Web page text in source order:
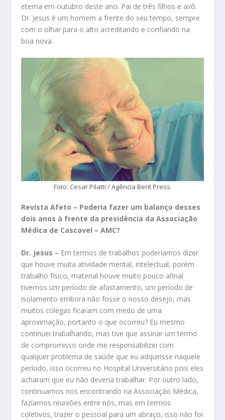
eterna em outubro deste ano. Pai de três filhos e avô.
Dr. Jesus é um homem a frente do seu tempo, sempre
com o olhar para o alto acreditando e confiando na
boa nova.
Foto: Cesar Pilatti / Agência Berit Press.
Revista Afeto – Poderia fazer um balanço desses
dois anos à frente da presidência da Associação
Médica de Cascavel – AMC?
Dr. Jesus – Em termos de trabalhos poderíamos dizer
que houve muita atividade mental, intelectual, porém
trabalho físico, material houve muito pouco afinal
tivemos um período de afastamento, um período de
isolamento embora não fosse o nosso desejo, mas
muitos colegas ficaram com medo de uma
aproximação, portanto o que ocorreu? Eu mesmo
continuei trabalhando, mas tive que assinar um termo
de compromisso onde me responsabilizei com
qualquer problema de saúde que eu adquirisse naquele
período, isso ocorreu no Hospital Universitário pois eles
acharam que eu não deveria trabalhar. Por outro lado,
continuamos nos encontrando na Associação Médica,
fazíamos reuniões entre nós, mas em termos
coletivos, trazer o pessoal para um abraço, isso não foi